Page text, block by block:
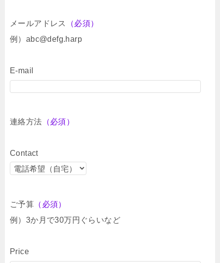
メールアドレス
（必須）
例）abc@defg.harp
E-mail
連絡方法 （必須）
Contact
ご予算 （必須）
例）3か月で30万円ぐらいなど
Price